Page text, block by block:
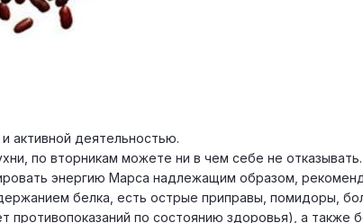
активной деятельностью.
по вторникам можете ни в чем себе не отказывать.
энергию Марса надлежащим образом,
белка, есть острые приправы, помидоры,
противопоказаний по состоянию здоровья), а также